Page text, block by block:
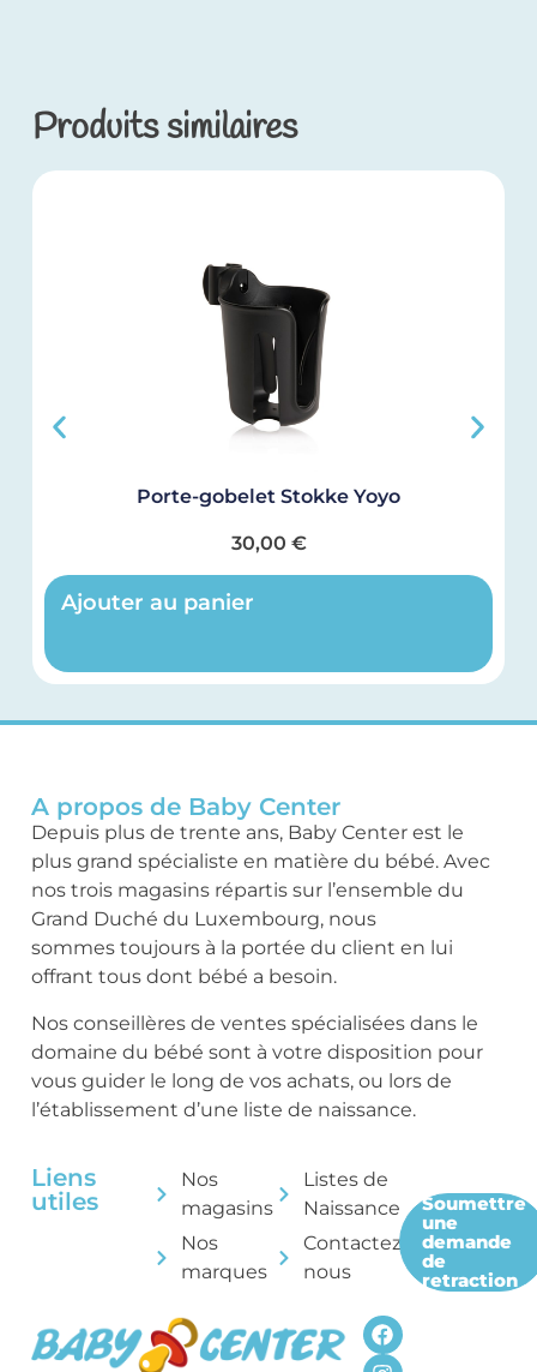
Produits similaires
Porte-gobelet Stokke Yoyo
30,00 €
Ajouter au panier
A propos de Baby Center
Depuis plus de trente ans, Baby Center est le
plus grand spécialiste en matière du bébé. Avec
nos trois magasins répartis sur l’ensemble du
Grand Duché du Luxembourg, nous
sommes toujours à la portée du client en lui
offrant tous dont bébé a besoin.
Nos conseillères de ventes spécialisées dans le
domaine du bébé sont à votre disposition pour
vous guider le long de vos achats, ou lors de
l’établissement d’une liste de naissance.
Liens
utiles
Nos
magasins
Nos
marques
Listes de
Naissance
Contactez-
nous
Soumettre
une
demande
de
retraction